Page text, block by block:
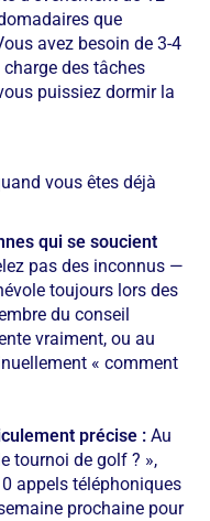
que
avez besoin de 3-4
des tâches
puissiez dormir la
vous êtes déjà
qui se soucient
pas des inconnus —
toujours lors des
du conseil
vraiment, ou au
« comment
précise : Au
tournoi de golf ? »,
appels téléphoniques
prochaine pour